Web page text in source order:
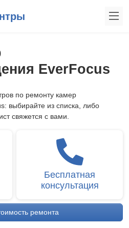
EverFocus
по ремонту камер
выбирайте из списка, либо
свяжется с вами.
Бесплатная
консультация
ремонта